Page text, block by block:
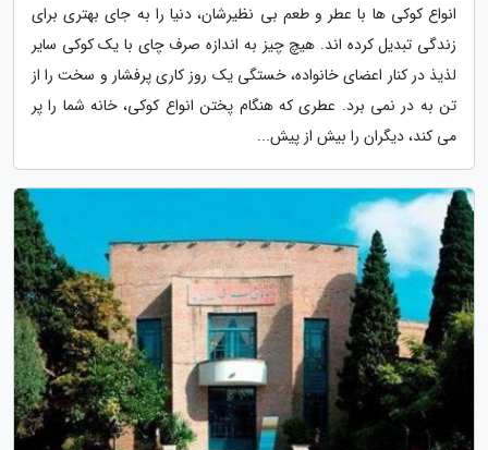
انواع کوکی ها با عطر و طعم بی نظیرشان، دنیا را به جای بهتری برای
زندگی تبدیل کرده اند. هیچ چیز به اندازه صرف چای با یک کوکی سایر
لذیذ در کنار اعضای خانواده، خستگی یک روز کاری پرفشار و سخت را از
تن به در نمی برد. عطری که هنگام پختن انواع کوکی، خانه شما را پر
می کند، دیگران را بیش از پیش...